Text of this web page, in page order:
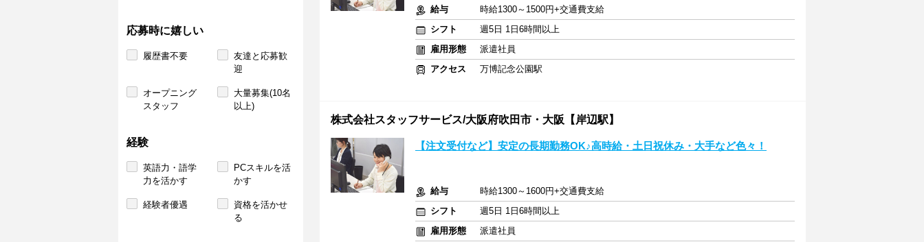
応募時に嬉しい
履歴書不要
友達と応募歓
迎
オープニング
スタッフ
大量募集(10名
以上)
経験
英語力・語学
力を活かす
PCスキルを活
かす
経験者優遇
資格を活かせ
る
給与
時給1300～1500円+交通費支給
シフト
週5日 1日6時間以上
雇用形態
派遣社員
アクセス
万博記念公園駅
株式会社スタッフサービス/大阪府吹田市・大阪【岸辺駅】
【注文受付など】安定の長期勤務OK♪高時給・土日祝休み・大手など色々！
給与
時給1300～1600円+交通費支給
シフト
週5日 1日6時間以上
雇用形態
派遣社員